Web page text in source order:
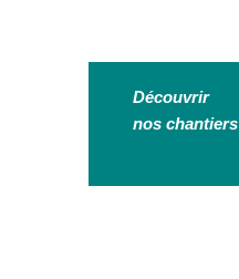
Découvrir
nos chantiers